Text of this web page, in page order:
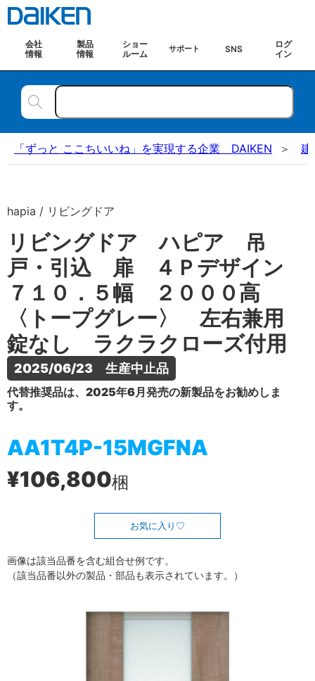
会社
情報
製品
情報
ショー
ルーム
サポート SNS
ログ
イン
「ずっと ここちいいね」を実現する企業 DAIKEN 建
hapia / リビングドア
リビングドア ハピア 吊
戸・引込 扉 ４Ｐデザイン
７１０．５幅 ２０００高
〈トープグレー〉 左右兼用
錠なし ラクラクローズ付用
2025/06/23　生産中止品
代替推奨品は、2025年6月発売の新製品をお勧めしま
す。
AA1T4P-15MGFNA
¥106,800梱
お気に入り
画像は該当品番を含む組合せ例です。
（該当品番以外の製品・部品も表示されています。）